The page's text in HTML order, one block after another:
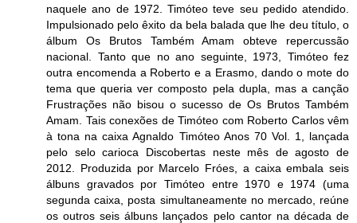
naquele ano de 1972. Timóteo teve seu pedido atendido.
Impulsionado pelo êxito da bela balada que lhe deu título, o
álbum Os Brutos Também Amam obteve repercussão
nacional. Tanto que no ano seguinte, 1973, Timóteo fez
outra encomenda a Roberto e a Erasmo, dando o mote do
tema que queria ver composto pela dupla, mas a canção
Frustrações não bisou o sucesso de Os Brutos Também
Amam. Tais conexões de Timóteo com Roberto Carlos vêm
à tona na caixa Agnaldo Timóteo Anos 70 Vol. 1, lançada
pelo selo carioca Discobertas neste mês de agosto de
2012. Produzida por Marcelo Fróes, a caixa embala seis
álbuns gravados por Timóteo entre 1970 e 1974 (uma
segunda caixa, posta simultaneamente no mercado, reúne
os outros seis álbuns lançados pelo cantor na década de